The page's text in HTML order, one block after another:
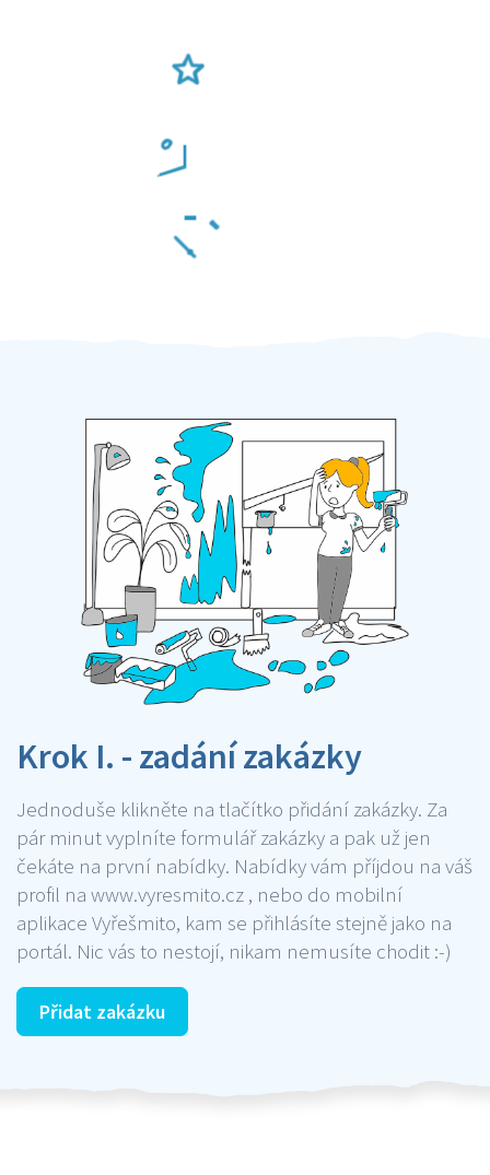
Krok I. - zadání zakázky
Jednoduše klikněte na tlačítko přidání zakázky. Za
pár minut vyplníte formulář zakázky a pak už jen
čekáte na první nabídky. Nabídky vám příjdou na váš
profil na www.vyresmito.cz , nebo do mobilní
aplikace Vyřešmito, kam se přihlásíte stejně jako na
portál. Nic vás to nestojí, nikam nemusíte chodit :-)
Přidat zakázku